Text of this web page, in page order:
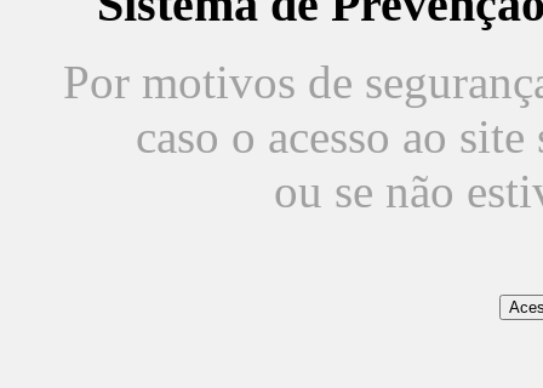
Por motivos de
caso o acesso ao
ou se não